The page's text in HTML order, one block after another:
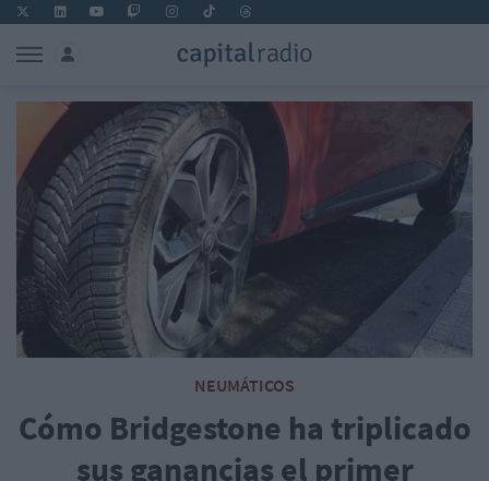
NEUMÁTICOS
Cómo Bridgestone ha triplicado
sus ganancias el primer